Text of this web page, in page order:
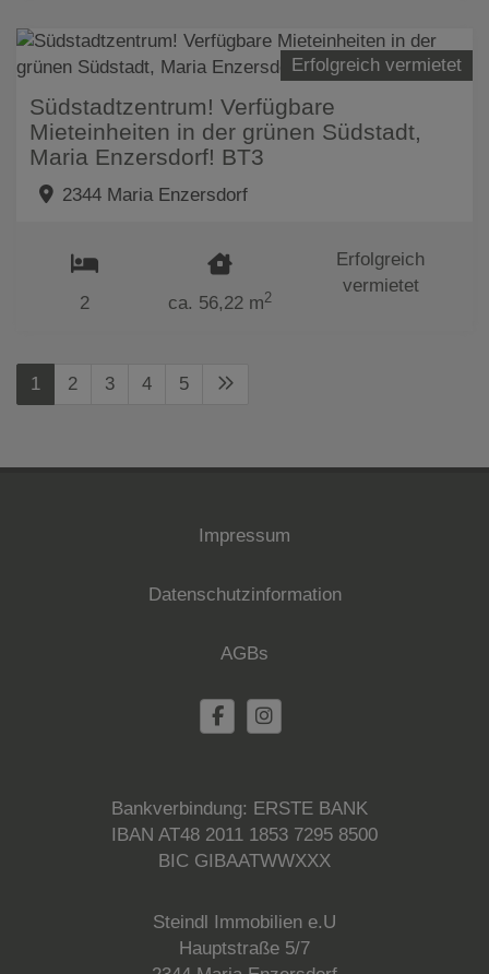
Erfolgreich vermietet
Südstadtzentrum! Verfügbare
Mieteinheiten in der grünen Südstadt,
Maria Enzersdorf! BT3
2344 Maria Enzersdorf
2 ca. 56,22 m2
Erfolgreich
vermietet
1 2 3 4 5
Impressum
Datenschutzinformation
AGBs
Bankverbindung: ERSTE BANK
IBAN AT48 2011 1853 7295 8500
BIC GIBAATWWXXX
Steindl Immobilien e.U
Hauptstraße 5/7